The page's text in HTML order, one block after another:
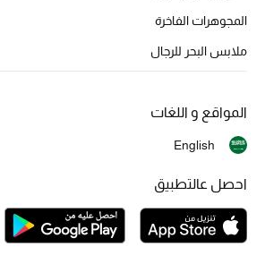
جميع الملابس النسائية
جميع الحقائب النسائية
جميع الإكسسورات النسائية
موضة نسائية
المجوهرات الفاخرة
ملابس البحر للرجال
المواقع و اللغات
English
احصل عالتطبيق